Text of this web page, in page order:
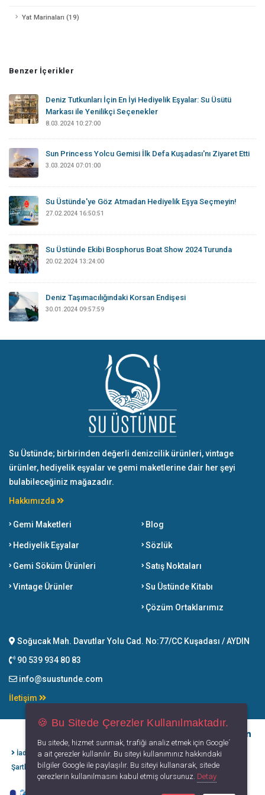
Yat Marinaları (19)
Benzer İçerikler
Deniz Tutkunları İçin En İyi Hediyelik Eşyalar: Su Üsütü
Markası ile Yenilikçi Seçenekler
8.03.2024 10:27:00
Sun Princess Yolcu Gemisi İlk Defa Kuşadası'nı Ziyaret Etti
3.03.2024 07:01:00
Su Üstünde'ye Göz Atmadan Hediyelik Eşya Seçmeyin!
27.02.2024 16:50:51
Su Üstünde Ekibi Bosphorus Boat Show 2024 Turunda
20.02.2024 13:24:00
Deniz Taşımacılığındaki Korsan Endişesi
30.01.2024 09:57:59
Su Üstünde; birbirinden değerli denizcilik ürünleri, vintage
ürünler, hediyelik eşyalar ve gemi maketlerine dair her şeyi
bulabileceğiniz mağazadır.
Hakkımızda
Gemi Maketleri
Hediyelik Eşyalar
Gemi Söküm Ürünleri
Vintage Ürünler
Blog
Sözlük
Satış Noktaları
Su Üstünde Kitabı
Çözüm Ortaklarımız
Soğucak Mah. Davutlar Yolu Cad. No:77/CC Kuşadası / AYDIN
90 539 934 80 83
info@suustunde.com
İletişim
İade İptal
Şartları
Kişisel Verilerin
Korunması
Gizlilik
Politikası
Kullanım
Koşulları
🍪 Bu Sitede Çerezler Kullanılmaktadır.
Bu sitede, hizmet sunmak, trafiği analiz etmek için Google´
a ait çerezler kullanılır. Bu siteyi kullanımınız hakkındaki
bilgiler Google ile paylaşılır. Bu siteyi kullanarak, sitede
çerezlerin kullanılmasını kabul etmiş olursunuz. Detay